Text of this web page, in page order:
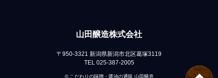
山田醸造株式会社
〒950-3321 新潟県新潟市北区葛塚3119
TEL 025-387-2005
© こだわりの味噌・醤油の通販 山田醸造